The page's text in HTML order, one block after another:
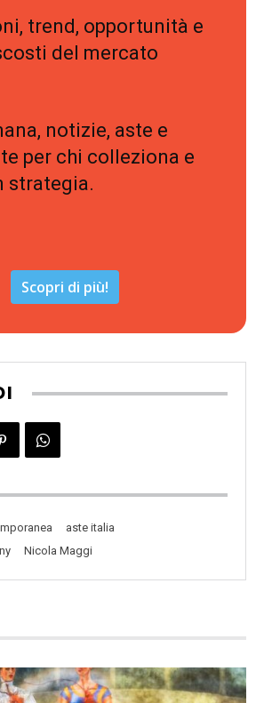
trend, opportunità e
del mercato
notizie, aste e
per chi colleziona e
strategia.
Scopri di più!
aste italia
Nicola Maggi